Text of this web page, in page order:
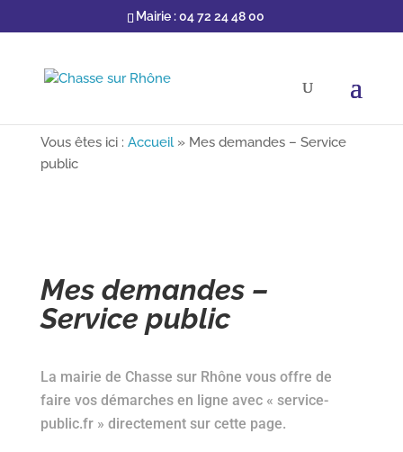
Mairie : 04 72 24 48 00
Vous êtes ici : Accueil» Mes demandes – Service
public
Mes demandes –
Service public
La mairie de Chasse sur Rhône vous offre de
faire vos démarches en ligne avec « service-
public.fr » directement sur cette page.